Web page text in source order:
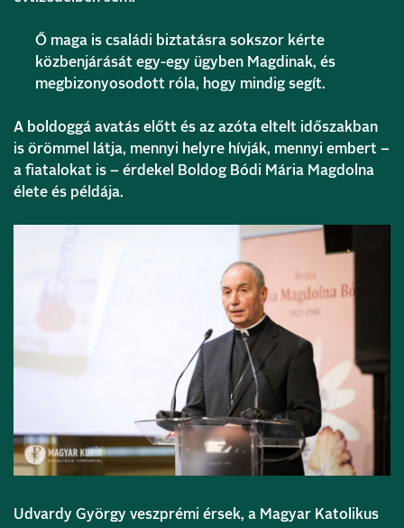
Ő maga is családi biztatásra sokszor kérte
közbenjárását egy-egy ügyben Magdinak, és
megbizonyosodott róla, hogy mindig segít.
A boldoggá avatás előtt és az azóta eltelt időszakban
is örömmel látja, mennyi helyre hívják, mennyi embert –
a fiatalokat is – érdekel Boldog Bódi Mária Magdolna
élete és példája.
Udvardy György veszprémi érsek, a Magyar Katolikus